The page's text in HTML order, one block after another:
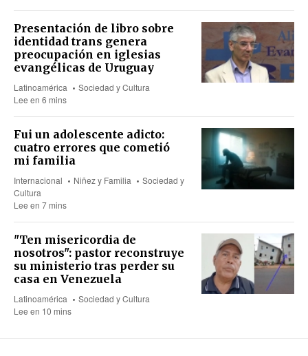
Presentación de libro sobre
identidad trans genera
preocupación en iglesias
evangélicas de Uruguay
Latinoamérica
Sociedad y Cultura
Lee en 6 mins
Fui un adolescente adicto:
cuatro errores que cometió
mi familia
Internacional Niñez y Familia
Sociedad y
Cultura
Lee en 7 mins
"Ten misericordia de
nosotros": pastor reconstruye
su ministerio tras perder su
casa en Venezuela
Latinoamérica
Sociedad y Cultura
Lee en 10 mins